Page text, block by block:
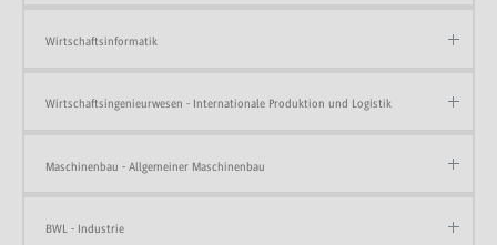
Wirtschaftsinformatik
Wirtschaftsingenieurwesen - Internationale Produktion und Logistik
Maschinenbau - Allgemeiner Maschinenbau
BWL - Industrie